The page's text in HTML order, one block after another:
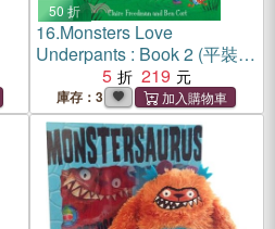
50 折
16.Monsters Love
Underpants : Book 2 (平裝
本)(includes Free audio
reading by Met from Bake
Off See inside)
5 219
庫存：3